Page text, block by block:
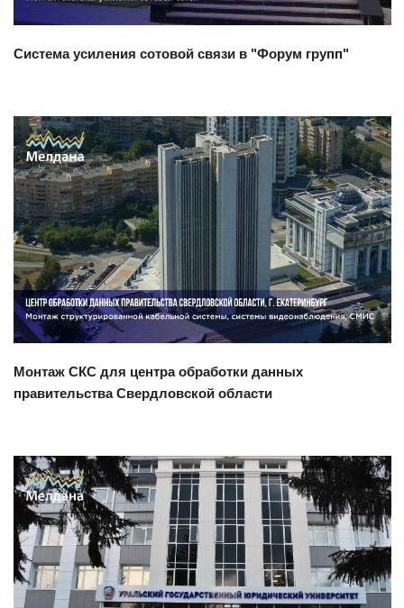
Система усиления сотовой связи в "Форум групп"
Смотреть проект
Монтаж СКС для центра обработки данных
правительства Свердловской области
Смотреть проект